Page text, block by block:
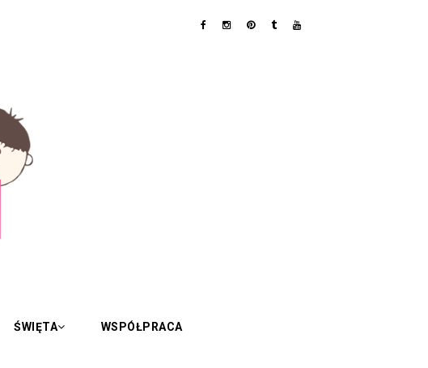
ŚWIĘTA WSPÓŁPRACA